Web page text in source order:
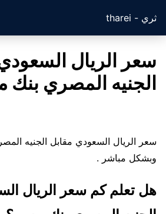
ثري - tharei
سعر الريال
الجنيه المصري بنك
سعر الريال السعودي مقابل الجنيه
وبشكل مباشر .
هل تعلم كم سعر الريال